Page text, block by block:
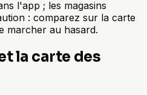
l'app ; les magasins
: comparez sur la carte
marcher au hasard.
la carte des